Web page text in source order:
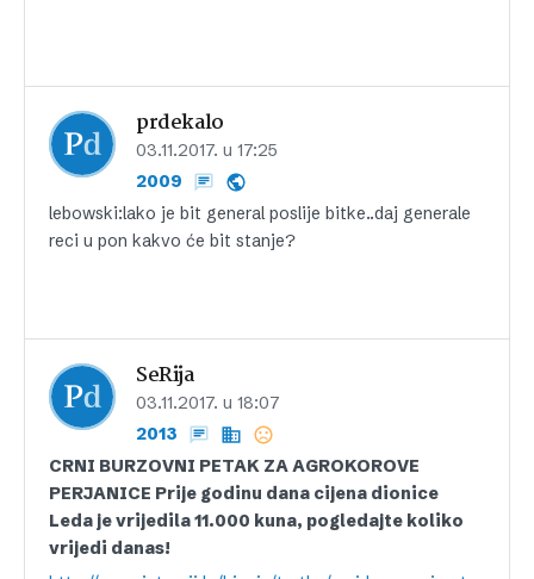
prdekalo
03.11.2017. u 17:25
2009
lebowski:lako je bit general poslije bitke..daj generale
reci u pon kakvo će bit stanje?
SeRija
03.11.2017. u 18:07
2013
CRNI BURZOVNI PETAK ZA AGROKOROVE
PERJANICE Prije godinu dana cijena dionice
Leda je vrijedila 11.000 kuna, pogledajte koliko
vrijedi danas!